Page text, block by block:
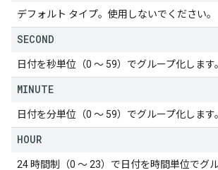
デフォルト タイプ。使用しないでください。
SECOND
日付を秒単位（0 ～ 59）でグループ化します。
MINUTE
日付を分単位（0 ～ 59）でグループ化します。
HOUR
24 時間制（0 ～ 23）で日付を時間単位でグル